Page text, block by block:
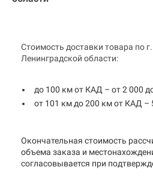
Стоимость доставки товара по
Ленинградской области:
до 100 км от КАД – от 2 000
от 101 км до 200 км от КАД –
Окончательная стоимость
объема заказа и
согласовывается при